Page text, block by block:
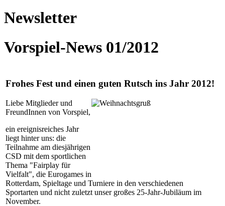
Newsletter
Vorspiel-News 01/2012
Frohes Fest und einen guten Rutsch ins Jahr 2012!
Liebe Mitglieder und
FreundInnen von Vorspiel,
ein ereignisreiches Jahr
liegt hinter uns: die
Teilnahme am diesjährigen
CSD mit dem sportlichen
Thema "Fairplay für
Vielfalt", die Eurogames in
Rotterdam, Spieltage und Turniere in den verschiedenen
Sportarten und nicht zuletzt unser großes 25-Jahr-Jubiläum im
November.